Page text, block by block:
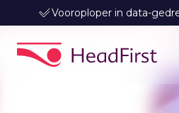
Vooroploper in data-